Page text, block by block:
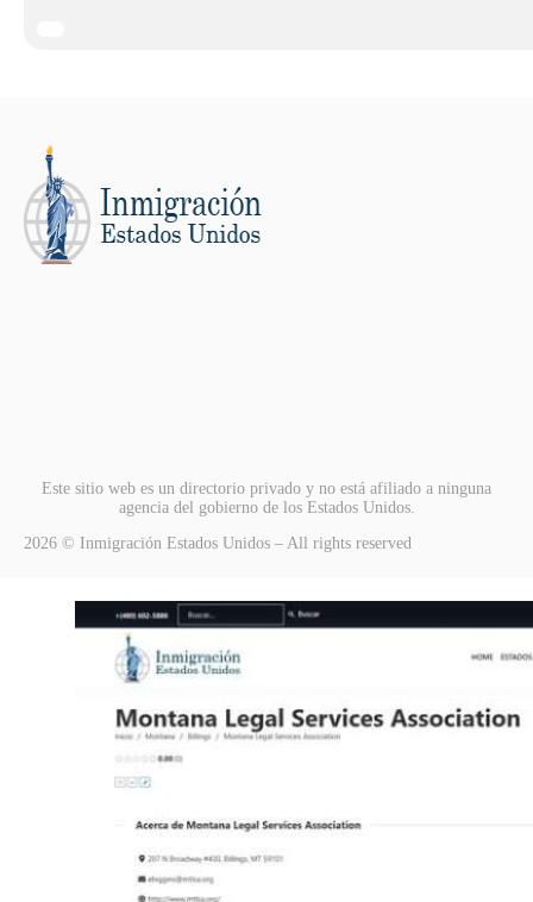
Este sitio web es un directorio privado y no está afiliado a ninguna
agencia del gobierno de los Estados Unidos.
2026 © Inmigración Estados Unidos – All rights reserved